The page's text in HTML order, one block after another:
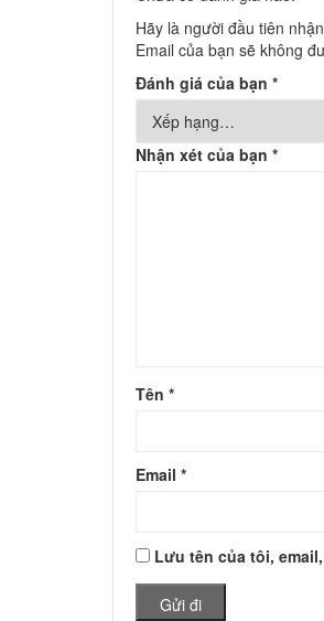
Hãy là người đầu tiên
Email của bạn sẽ không
Đánh giá của bạn *
Nhận xét của bạn *
Tên *
Email *
Lưu tên của tôi,